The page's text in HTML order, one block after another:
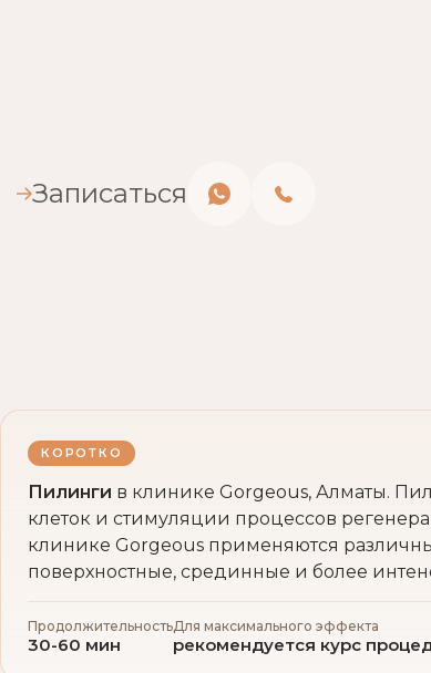
Записаться
КОРОТКО
Пилинги в клинике Gorgeous, Алматы.
клеток и стимуляции процессов
клинике Gorgeous применяются
поверхностные, срединные и более
Продолжительность
30-60 мин
Для максимального эффекта
рекомендуется курс